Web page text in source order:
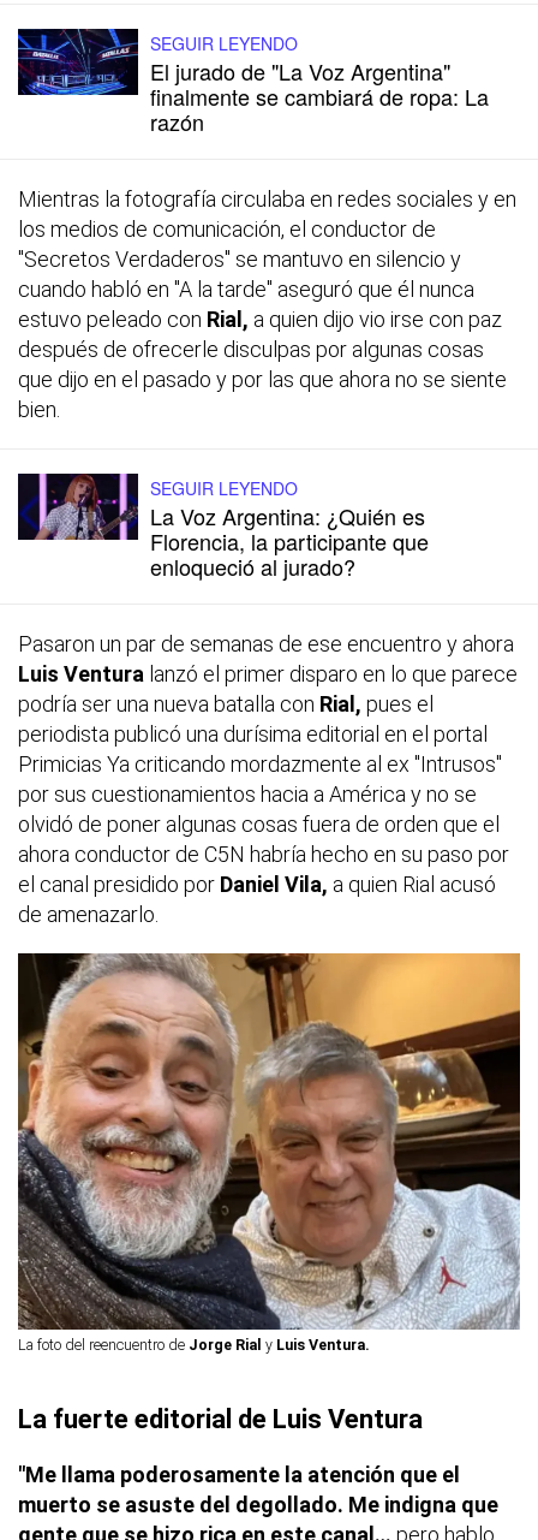
SEGUIR LEYENDO
El jurado de "La Voz Argentina"
finalmente se cambiará de ropa: La
razón
Mientras la fotografía circulaba en redes sociales y en
los medios de comunicación, el conductor de
"Secretos Verdaderos" se mantuvo en silencio y
cuando habló en "A la tarde" aseguró que él nunca
estuvo peleado con Rial, a quien dijo vio irse con paz
después de ofrecerle disculpas por algunas cosas
que dijo en el pasado y por las que ahora no se siente
bien.
SEGUIR LEYENDO
La Voz Argentina: ¿Quién es
Florencia, la participante que
enloqueció al jurado?
Pasaron un par de semanas de ese encuentro y ahora
Luis Ventura lanzó el primer disparo en lo que parece
podría ser una nueva batalla con Rial, pues el
periodista publicó una durísima editorial en el portal
Primicias Ya criticando mordazmente al ex "Intrusos"
por sus cuestionamientos hacia a América y no se
olvidó de poner algunas cosas fuera de orden que el
ahora conductor de C5N habría hecho en su paso por
el canal presidido por Daniel Vila, a quien Rial acusó
de amenazarlo.
La foto del reencuentro de Jorge Rial y Luis Ventura.
La fuerte editorial de Luis Ventura
"Me llama poderosamente la atención que el
muerto se asuste del degollado. Me indigna que
gente que se hizo rica en este canal… pero hablo